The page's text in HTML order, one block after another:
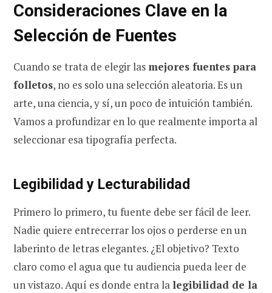
Consideraciones Clave en la
Selección de Fuentes
Cuando se trata de elegir las mejores fuentes para
folletos, no es solo una selección aleatoria. Es un
arte, una ciencia, y sí, un poco de intuición también.
Vamos a profundizar en lo que realmente importa al
seleccionar esa tipografía perfecta.
Legibilidad y Lecturabilidad
Primero lo primero, tu fuente debe ser fácil de leer.
Nadie quiere entrecerrar los ojos o perderse en un
laberinto de letras elegantes. ¿El objetivo? Texto
claro como el agua que tu audiencia pueda leer de
un vistazo. Aquí es donde entra lalegibilidad de la